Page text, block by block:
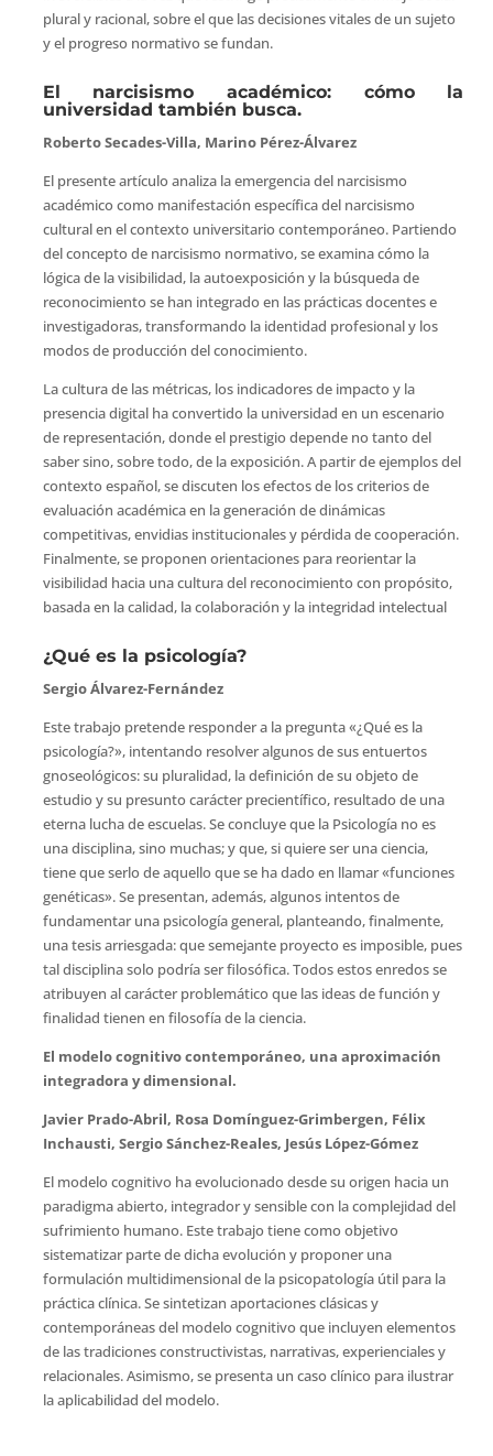
plural y racional, sobre el que las decisiones vitales de un sujeto
y el progreso normativo se fundan.
El narcisismo académico: cómo la
universidad también busca.
Roberto Secades-Villa, Marino Pérez-Álvarez
El presente artículo analiza la emergencia del narcisismo
académico como manifestación específica del narcisismo
cultural en el contexto universitario contemporáneo. Partiendo
del concepto de narcisismo normativo, se examina cómo la
lógica de la visibilidad, la autoexposición y la búsqueda de
reconocimiento se han integrado en las prácticas docentes e
investigadoras, transformando la identidad profesional y los
modos de producción del conocimiento.
La cultura de las métricas, los indicadores de impacto y la
presencia digital ha convertido la universidad en un escenario
de representación, donde el prestigio depende no tanto del
saber sino, sobre todo, de la exposición. A partir de ejemplos del
contexto español, se discuten los efectos de los criterios de
evaluación académica en la generación de dinámicas
competitivas, envidias institucionales y pérdida de cooperación.
Finalmente, se proponen orientaciones para reorientar la
visibilidad hacia una cultura del reconocimiento con propósito,
basada en la calidad, la colaboración y la integridad intelectual
¿Qué es la psicología?
Sergio Álvarez-Fernández
Este trabajo pretende responder a la pregunta «¿Qué es la
psicología?», intentando resolver algunos de sus entuertos
gnoseológicos: su pluralidad, la definición de su objeto de
estudio y su presunto carácter precientífico, resultado de una
eterna lucha de escuelas. Se concluye que la Psicología no es
una disciplina, sino muchas; y que, si quiere ser una ciencia,
tiene que serlo de aquello que se ha dado en llamar «funciones
genéticas». Se presentan, además, algunos intentos de
fundamentar una psicología general, planteando, finalmente,
una tesis arriesgada: que semejante proyecto es imposible, pues
tal disciplina solo podría ser filosófica. Todos estos enredos se
atribuyen al carácter problemático que las ideas de función y
finalidad tienen en filosofía de la ciencia.
El modelo cognitivo contemporáneo, una aproximación
integradora y dimensional.
Javier Prado-Abril, Rosa Domínguez-Grimbergen, Félix
Inchausti, Sergio Sánchez-Reales, Jesús López-Gómez
El modelo cognitivo ha evolucionado desde su origen hacia un
paradigma abierto, integrador y sensible con la complejidad del
sufrimiento humano. Este trabajo tiene como objetivo
sistematizar parte de dicha evolución y proponer una
formulación multidimensional de la psicopatología útil para la
práctica clínica. Se sintetizan aportaciones clásicas y
contemporáneas del modelo cognitivo que incluyen elementos
de las tradiciones constructivistas, narrativas, experienciales y
relacionales. Asimismo, se presenta un caso clínico para ilustrar
la aplicabilidad del modelo.